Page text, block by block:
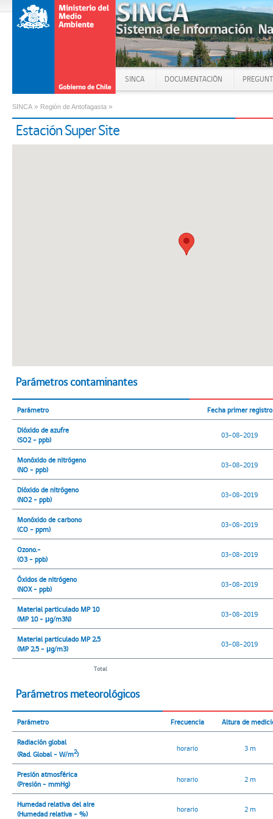
SINCA DOCUMENTACIÓN
SINCA » Región de Antofagasta »
Estación Super Site
Parámetros contaminantes
Parámetro Fecha primer registro
Dióxido de azufre
(SO2 - ppb)
03-08-2019
Monóxido de nitrógeno
(NO - ppb)
03-08-2019
Dióxido de nitrógeno
(NO2 - ppb)
03-08-2019
Monóxido de carbono
(CO - ppm)
03-08-2019
Ozono.-
(O3 - ppb)
03-08-2019
Óxidos de nitrógeno
(NOX - ppb)
03-08-2019
Material particulado MP 10
(MP 10 - μg/m3N)
03-08-2019
Material particulado MP 2,5
(MP 2,5 - μg/m3)
03-08-2019
Total
Parámetros meteorológicos
Parámetro Frecuencia Altura de
Radiación global
(Rad. Global - W/m2)
horario 3 m
Presión atmosférica
(Presión - mmHg)
horario 2 m
Humedad relativa del aire
(Humedad relativa - %)
horario 2 m